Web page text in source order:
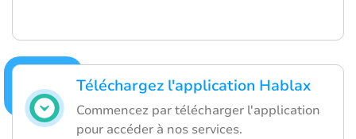
Téléchargez l'application Hablax
Commencez par télécharger l'application
pour accéder à nos services.